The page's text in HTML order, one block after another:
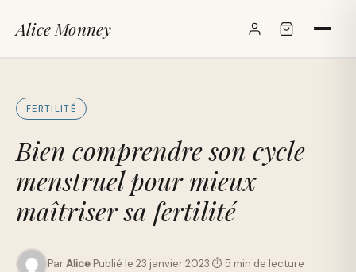
Alice Monney
FERTILITÉ
Bien comprendre son cycle
menstruel pour mieux
maîtriser sa fertilité
ParAlice Publié le 23 janvier 2023 ⏱ 5 min de lecture